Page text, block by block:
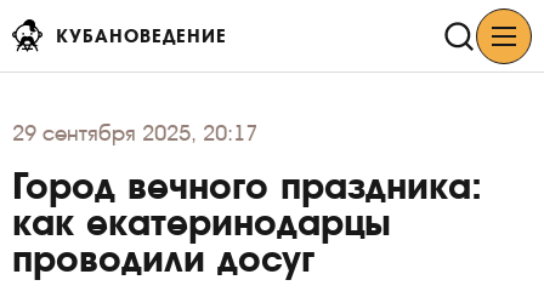
КУБАНОВЕДЕНИЕ
29 сентября 2025, 20:17
Город вечного праздника:
как екатеринодарцы
проводили досуг